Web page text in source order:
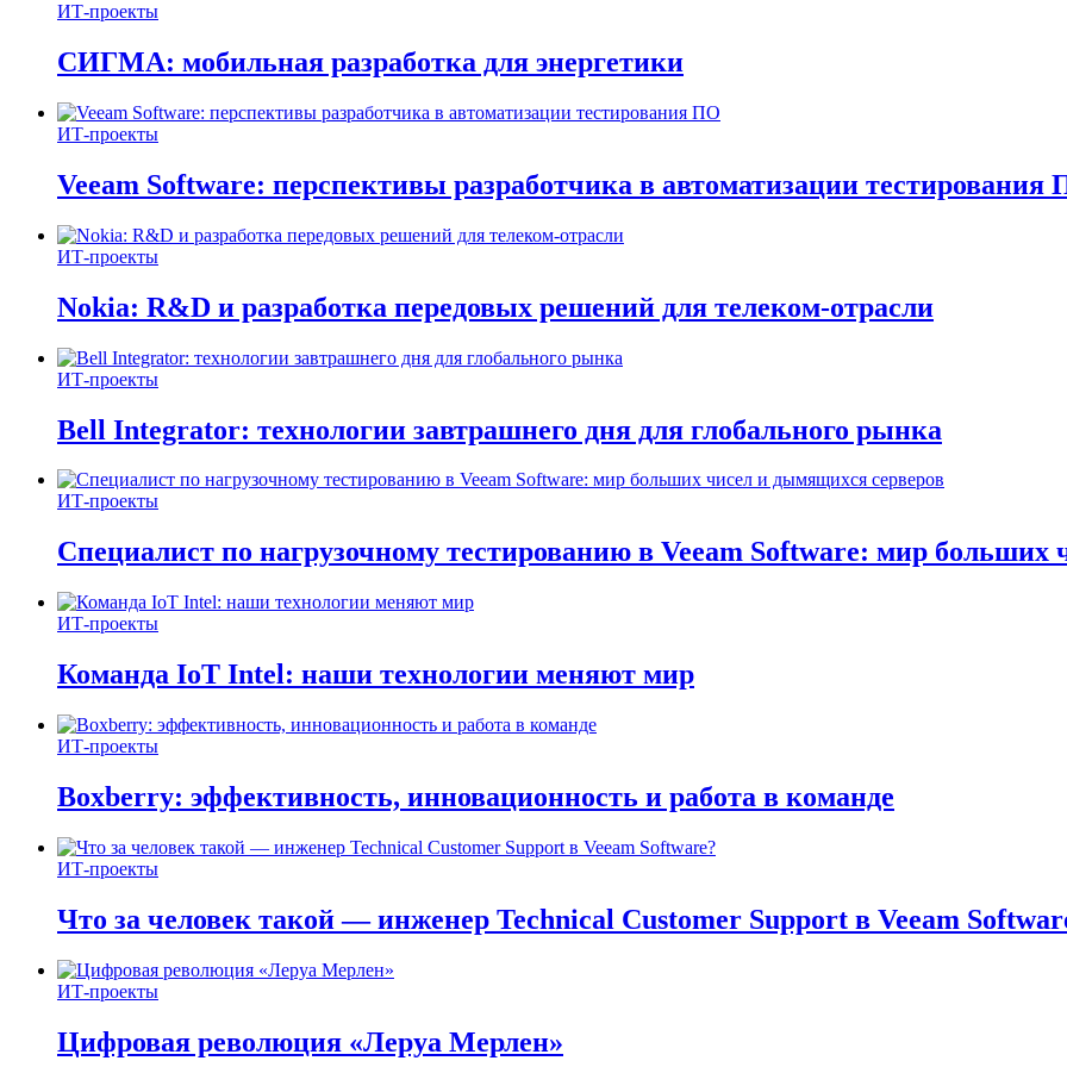
ИТ-проекты
СИГМА: мобильная разработка для энергетики
ИТ-проекты
Veeam Software: перспективы разработчика в автоматизации тестирования
ИТ-проекты
Nokia: R&D и разработка передовых решений для телеком-отрасли
ИТ-проекты
Bell Integrator: технологии завтрашнего дня для глобального рынка
ИТ-проекты
Специалист по нагрузочному тестированию в Veeam Software: мир больших
ИТ-проекты
Команда IoT Intel: наши технологии меняют мир
ИТ-проекты
Boxberry: эффективность, инновационность и работа в команде
ИТ-проекты
Что за человек такой — инженер Technical Customer Support в Veeam
ИТ-проекты
Цифровая революция «Леруа Мерлен»